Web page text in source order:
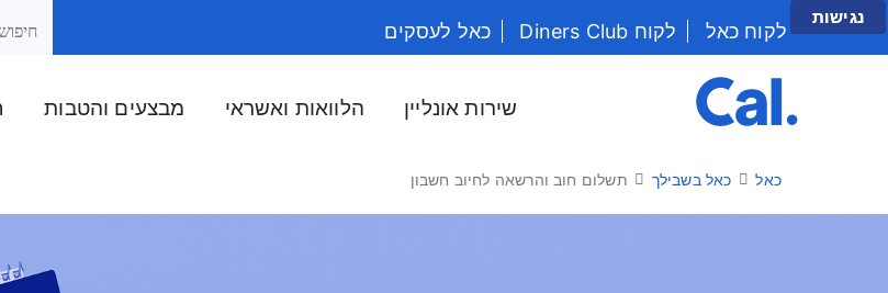
לקוח כאל לקוח Diners Club
כאל לעסקים
שירות אונליין הלוואות ואשראי מבצעים והטבות
כאל כאל בשבילך תשלום חוב והרשאה לחיוב חשבון
נגישות